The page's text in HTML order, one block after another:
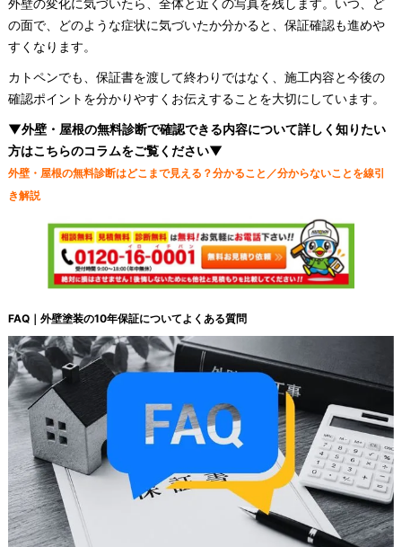
外壁の変化に気づいたら、全体と近くの写真を残します。いつ、ど
の面で、どのような症状に気づいたか分かると、保証確認も進めや
すくなります。
カトペンでも、保証書を渡して終わりではなく、施工内容と今後の
確認ポイントを分かりやすくお伝えすることを大切にしています。
▼外壁・屋根の無料診断で確認できる内容について詳しく知りたい
方はこちらのコラムをご覧ください▼
外壁・屋根の無料診断はどこまで見える？分かること／分からないことを線引
き解説
FAQ｜外壁塗装の10年保証についてよくある質問